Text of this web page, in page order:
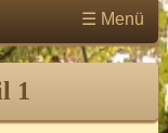
☰ Menü
1